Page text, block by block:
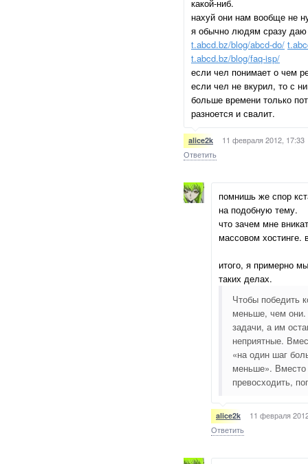
какой-ниб.
нахуй они нам вообще не
я обычно людям сразу даю
t.abcd.bz/blog/abcd-do/
t.abcd.bz/blog/faq-isp/
если чел понимает о чем
если чел не вкурил, то с
больше времени только
разноется и свалит.
alice2k
11 февраля 2012, 17:33
Ответить
помнишь же спор
на подобную тему.
что зачем мне
массовом
итого, я примерно
таких делах.
Чтобы победить
меньше, чем
задачи, а им
неприятные.
«на один шаг
меньше». Вместо
превосходить,
alice2k
11 февраля
Ответить